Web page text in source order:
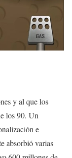
y al que los
los 90. Un
e
absorbió varias